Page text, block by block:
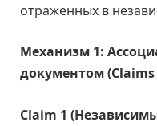
отраженных в
Механизм 1:
документом (Claims
Claim 1